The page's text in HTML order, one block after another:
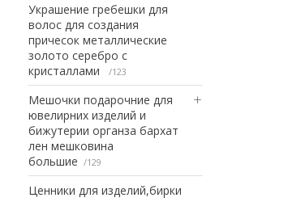
Украшение гребешки для
волос для создания
причесок металлические
золото серебро с
кристаллами
123
Мешочки подарочние для
ювелирних изделий и
бижутерии органза бархат
лен мешковина
большие
129
Ценники для изделий,бирки